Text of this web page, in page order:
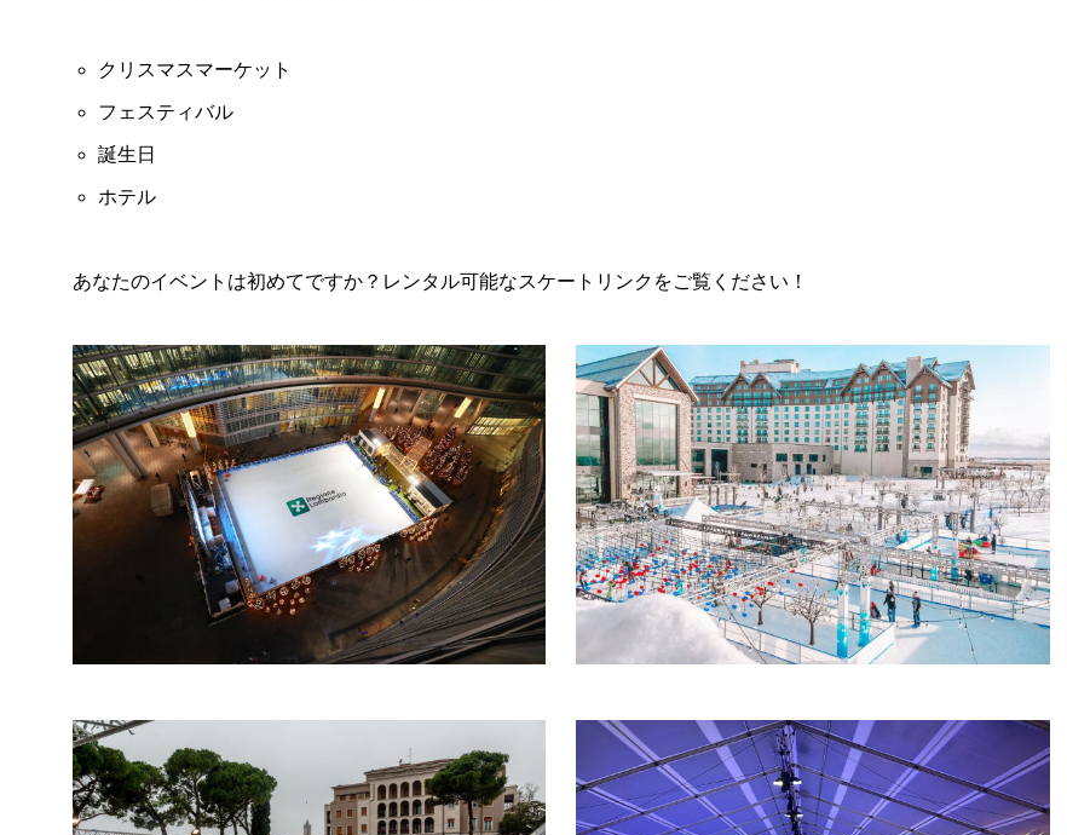
クリスマスマーケット
フェスティバル
誕生日
ホテル
あなたのイベントは初めてですか？レンタル可能なスケートリンクをご覧ください！